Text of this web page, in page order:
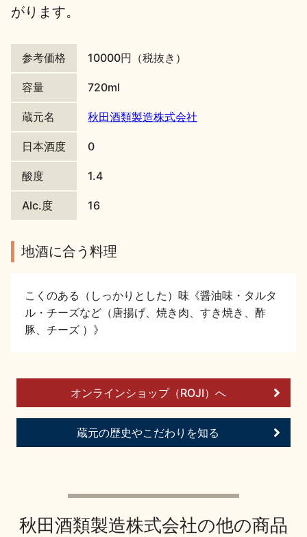
日本酒の楽しみ方特集
地酒・イベント情報
美味しい地酒の選び方
地酒蔵元会とは
がります。
参考価格 10000円（税抜き）
容量 720ml
蔵元名 秋田酒類製造株式会社
日本酒度 0
酸度 1.4
Alc.度 16
地酒に合う料理
こくのある（しっかりとした）味《醤油味・タルタ
ル・チーズなど（唐揚げ、焼き肉、すき焼き、酢
豚、チーズ ）》
オンラインショップ（ROJI）へ
蔵元の歴史やこだわりを知る
秋田酒類製造株式会社の他の商品